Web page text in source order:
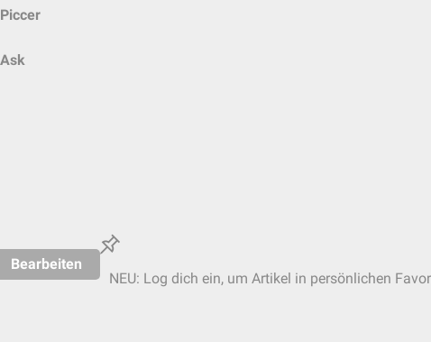
Piccer
Ask
Bearbeiten
NEU: Log dich ein, um Artikel in persönlichen